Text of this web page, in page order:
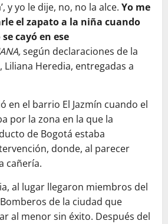
y yo le dije, no, no la alce. Yo me
el zapato a la niña cuando
cayó en ese
según declaraciones de la
Heredia, entregadas a
en el barrio El Jazmín cuando el
por la zona en la que la
de Bogotá estaba
donde, al parecer
cañería.
al lugar llegaron miembros del
de la ciudad que
al menor sin éxito. Después del